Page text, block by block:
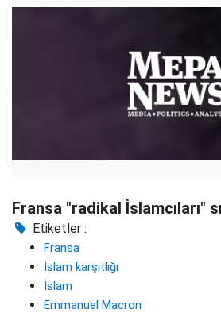
Fransa "radikal İslamcıları"
Etiketler :
Fransa
İslam karşıtlığı
İslam
Emmanuel Macron